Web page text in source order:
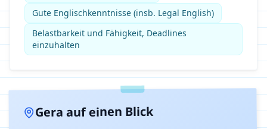
Gute Englischkenntnisse (insb. Legal English)
Belastbarkeit und Fähigkeit, Deadlines
einzuhalten
Gera auf einen Blick